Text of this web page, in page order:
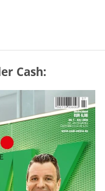
viel Renten-
möglich
Förderung im
Cash: